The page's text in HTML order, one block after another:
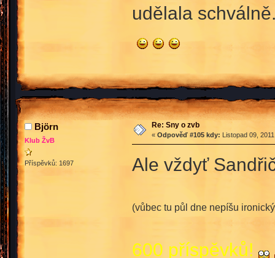
udělala
Björn
Klub ŽvB
Příspěvků: 1697
Re: Sny o zvb
« Odpověď #105 kdy: Listopad 09,
Ale vždyť
(vůbec tu půl dne nepíšu
600 příspěvků!